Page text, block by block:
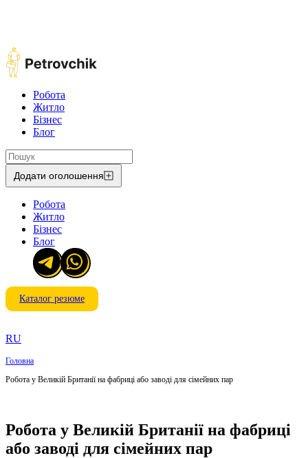
Робота
Житло
Бізнес
Блог
Додати оголошення
Робота
Житло
Бізнес
Блог
Каталог резюме
RU
Головна
Робота у Великій Британії на фабриці або заводі для сімейних пар
Робота у Великій Британії на фабриці
або заводі для сімейних пар